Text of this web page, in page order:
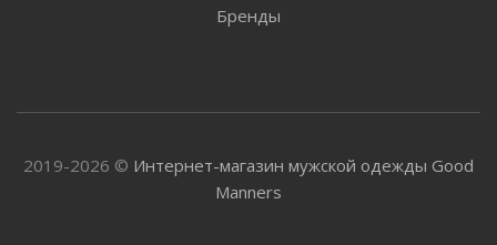
Бренды
2019-2026 © Интернет-магазин мужской одежды Good
Manners